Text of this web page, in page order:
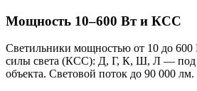
Мощность 10–600 Вт и КСС
Светильники мощностью от 10 до
силы света (КСС): Д, Г, К, Ш, Л — под
объекта. Световой поток до 90 000 лм.